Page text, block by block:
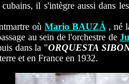
il s'intègre aussi dans
où Mario BAUZÁ , né
au sein de l'orchestre de
dans la "ORQUESTA
et en France en 1932.